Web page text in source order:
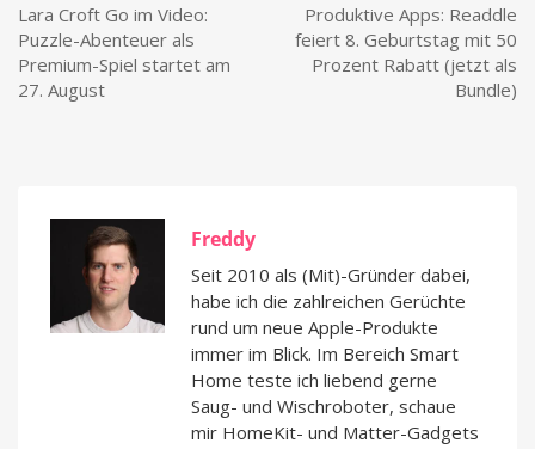
Lara Croft Go im Video:
Puzzle-Abenteuer als
Premium-Spiel startet am
27. August
Produktive Apps: Readdle
feiert 8. Geburtstag mit 50
Prozent Rabatt (jetzt als
Bundle)
Freddy
Seit 2010 als (Mit)-Gründer dabei,
habe ich die zahlreichen Gerüchte
rund um neue Apple-Produkte
immer im Blick. Im Bereich Smart
Home teste ich liebend gerne
Saug- und Wischroboter, schaue
mir HomeKit- und Matter-Gadgets